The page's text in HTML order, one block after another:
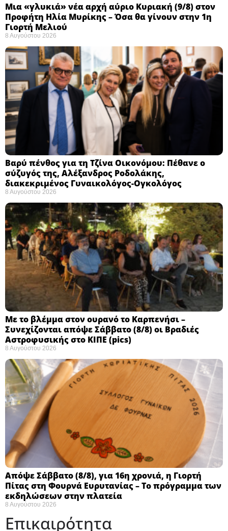
Μια «γλυκιά» νέα αρχή αύριο Κυριακή (9/8) στον
Προφήτη Ηλία Μυρίκης – Όσα θα γίνουν στην 1η
Γιορτή Μελιού
8 Αυγούστου 2026
Βαρύ πένθος για τη Τζίνα Οικονόμου: Πέθανε ο
σύζυγός της, Αλέξανδρος Ροδολάκης,
διακεκριμένος Γυναικολόγος-Ογκολόγος
8 Αυγούστου 2026
Με το βλέμμα στον ουρανό το Καρπενήσι –
Συνεχίζονται απόψε Σάββατο (8/8) οι Βραδιές
Αστροφυσικής στο ΚΙΠΕ (pics)
8 Αυγούστου 2026
Απόψε Σάββατο (8/8), για 16η χρονιά, η Γιορτή
Πίτας στη Φουρνά Ευρυτανίας – Το πρόγραμμα των
εκδηλώσεων στην πλατεία
8 Αυγούστου 2026
Επικαιρότητα